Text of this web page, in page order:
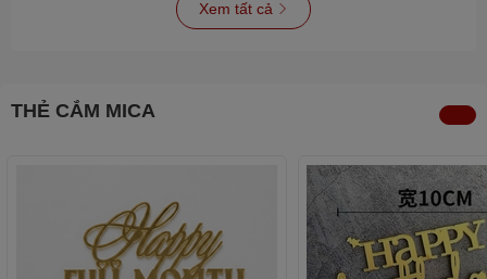
Xem tất cả
THẺ CẮM MICA